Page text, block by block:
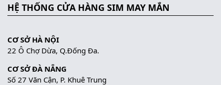
HỆ THỐNG CỬA HÀNG SIM MAY MẮN
CƠ SỞ HÀ NỘI
22 Ô Chợ Dừa, Q.Đống Đa.
CƠ SỞ ĐÀ NẴNG
Số 27 Văn Cận, P. Khuê Trung